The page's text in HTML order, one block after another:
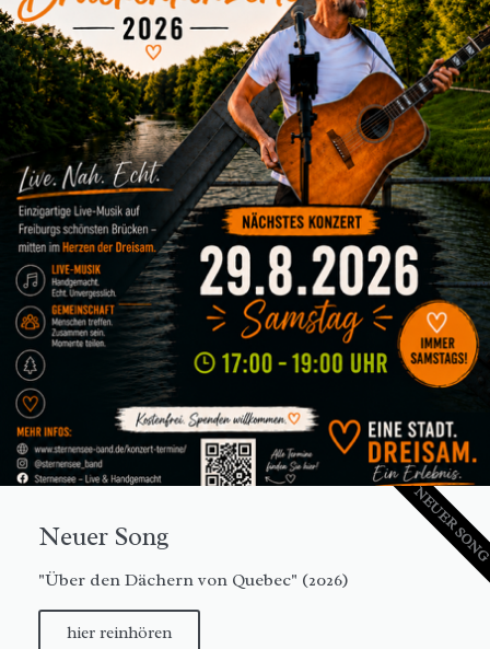
Neuer Song
"Über den Dächern von Quebec" (2026)
hier reinhören
NEUER